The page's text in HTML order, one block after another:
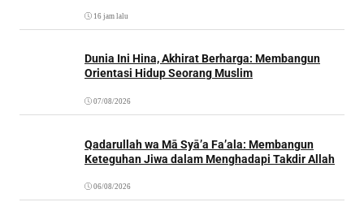
16 jam lalu
Dunia Ini Hina, Akhirat Berharga: Membangun
Orientasi Hidup Seorang Muslim
07/08/2026
Qadarullah wa Mā Syā’a Fa’ala: Membangun
Keteguhan Jiwa dalam Menghadapi Takdir Allah
06/08/2026